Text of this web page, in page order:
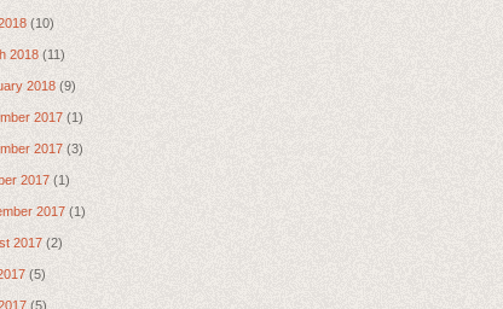
(10)
2018 (11)
2018 (9)
2017 (1)
2017 (3)
2017 (1)
2017 (1)
2017 (2)
(5)
(5)